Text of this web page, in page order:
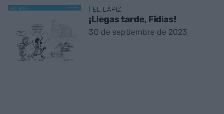
EL LÁPIZ
¡Llegas tarde, Fidias!
30 de septiembre de 2023